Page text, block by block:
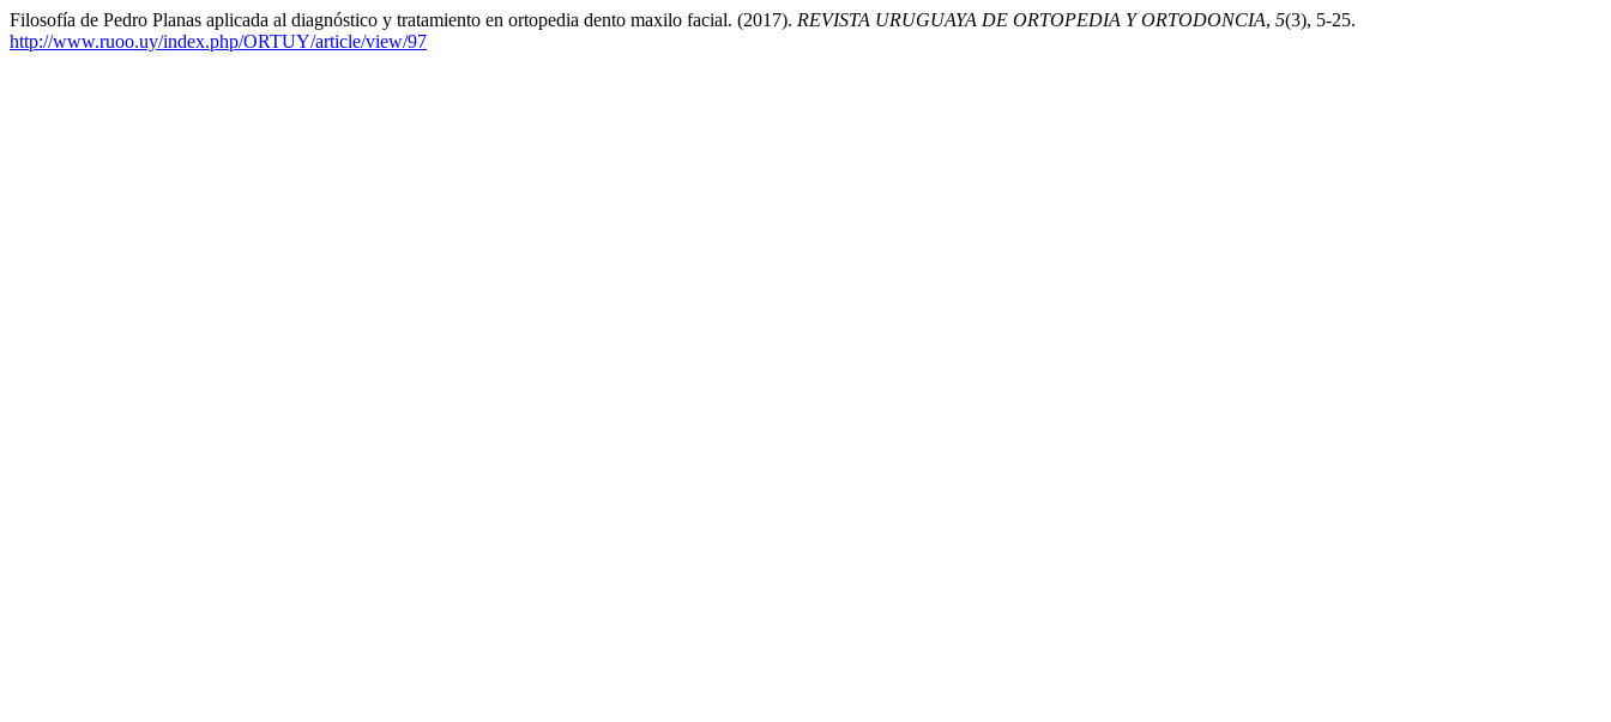
Filosofía de Pedro Planas aplicada al diagnóstico y tratamiento en ortopedia dento maxilo facial. (2017). REVISTA URUGUAYA DE ORTOPEDIA Y ORTODONCIA, 5(3), 5-25.
http://www.ruoo.uy/index.php/ORTUY/article/view/97